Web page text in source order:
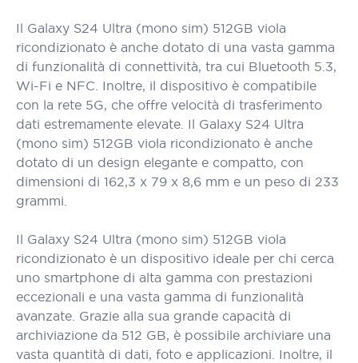
Il Galaxy S24 Ultra (mono sim) 512GB viola
ricondizionato è anche dotato di una vasta gamma
di funzionalità di connettività, tra cui Bluetooth 5.3,
Wi-Fi e NFC. Inoltre, il dispositivo è compatibile
con la rete 5G, che offre velocità di trasferimento
dati estremamente elevate. Il Galaxy S24 Ultra
(mono sim) 512GB viola ricondizionato è anche
dotato di un design elegante e compatto, con
dimensioni di 162,3 x 79 x 8,6 mm e un peso di 233
grammi.
Il Galaxy S24 Ultra (mono sim) 512GB viola
ricondizionato è un dispositivo ideale per chi cerca
uno smartphone di alta gamma con prestazioni
eccezionali e una vasta gamma di funzionalità
avanzate. Grazie alla sua grande capacità di
archiviazione da 512 GB, è possibile archiviare una
vasta quantità di dati, foto e applicazioni. Inoltre, il